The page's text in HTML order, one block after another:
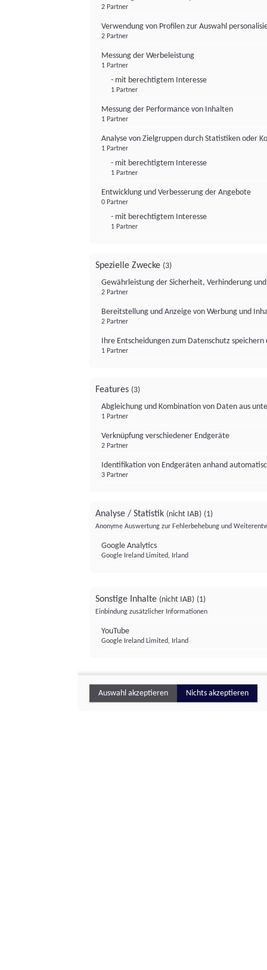
2 Partner
Verwendung von Profilen zur Auswahl
2 Partner
Messung der Werbeleistung
1 Partner
- mit berechtigtem Interesse
1 Partner
Messung der Performance von Inhalten
1 Partner
Analyse von Zielgruppen durch Statistiken oder
1 Partner
- mit berechtigtem Interesse
1 Partner
Entwicklung und Verbesserung der Angebote
0 Partner
- mit berechtigtem Interesse
1 Partner
Spezielle Zwecke (3)
Gewährleistung der Sicherheit, Verhinderung
2 Partner
Bereitstellung und Anzeige von Werbung und
2 Partner
Ihre Entscheidungen zum Datenschutz
1 Partner
Features (3)
Abgleichung und Kombination von Daten aus
1 Partner
Verknüpfung verschiedener Endgeräte
2 Partner
Identifikation von Endgeräten anhand
3 Partner
Analyse / Statistik (nicht IAB) (1)
Anonyme Auswertung zur Fehlerbehebung und
Google Analytics
Google Ireland Limited, Irland
Sonstige Inhalte (nicht IAB) (1)
Einbindung zusätzlicher Informationen
YouTube
Google Ireland Limited, Irland
Auswahl akzeptieren Nichts akzeptieren